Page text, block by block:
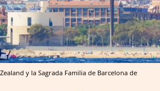
y la Sagrada Familia de Barcelona de